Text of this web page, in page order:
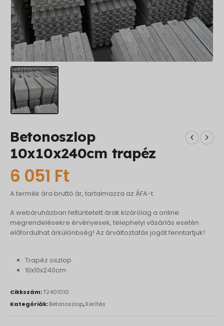
Betonoszlop
10x10x240cm trapéz
6 051 Ft
A termék ára bruttó ár, tartalmazza az ÁFA-t.
A webáruházban feltüntetett árak kizárólag a online
megrendelésekre érvényesek, telephelyi vásárlás esetén
előfordulhat árkülönbség! Az árváltoztatás jogát fenntartjuk!
Trapéz oszlop
10x10x240cm
Cikkszám:T2401010
Kategóriák:Betonoszlop,Kerítés